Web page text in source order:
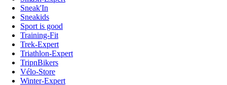
Sneak'In
Sneakids
Sport is good
Training-Fit
Trek-Expert
Triathlon-Expert
TripnBikers
Vélo-Store
Winter-Expert